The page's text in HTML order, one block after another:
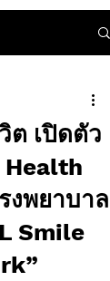
ต เปิดตัว
งพยาบาล
Smile